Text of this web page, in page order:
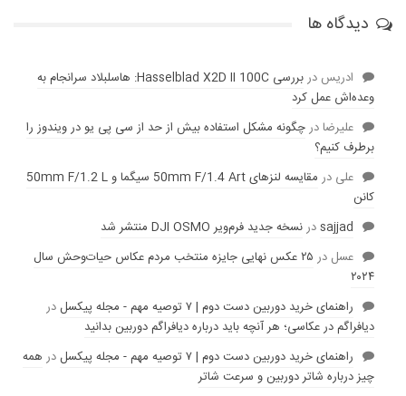
دیدگاه ها
ادریس در
بررسی Hasselblad X2D II 100C: هاسلبلاد سرانجام به
وعده‌‌اش عمل کرد
عليرضادرچگونه مشکل استفاده بیش از حد از سی پی یو در ویندوز را
برطرف کنیم؟
علی در
مقایسه لنز‌های 50mm F/1.4 Art سیگما و 50mm F/1.2 L
کانن
sajjadدرنسخه جدید فرم‌ویر DJI OSMO منتشر شد
عسل در
۲۵ عکس نهایی جایزه منتخب مردم عکاس حیات‌وحش سال
۲۰۲۴
راهنمای خرید دوربین دست دوم | ۷ توصیه مهم - مجله پیکسل
در
دیافراگم در عکاسی؛ هر آنچه باید درباره دیافراگم دوربین بدانید
راهنمای خرید دوربین دست دوم | ۷ توصیه مهم - مجله پیکسل
در همه
چیز درباره شاتر دوربین و سرعت شاتر